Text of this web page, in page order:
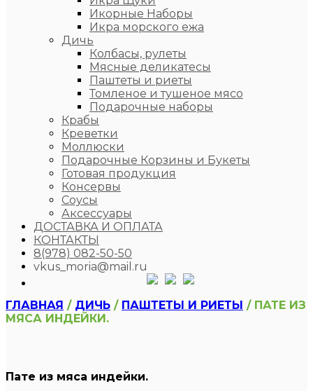
Икорные Наборы
Икра морского ежа
Дичь
Колбасы, рулеты
Мясные деликатесы
Паштеты и риеты
Томленое и тушеное мясо
Подарочные наборы
Крабы
Креветки
Моллюски
Подарочные Корзины и Букеты
Готовая продукция
Консервы
Соусы
Аксессуары
ДОСТАВКА И ОПЛАТА
КОНТАКТЫ
8(978) 082-50-50
vkus_moria@mail.ru
ГЛАВНАЯ / ДИЧЬ / ПАШТЕТЫ И РИЕТЫ / ПАТЕ ИЗ
МЯСА ИНДЕЙКИ.
Пате из мяса индейки.